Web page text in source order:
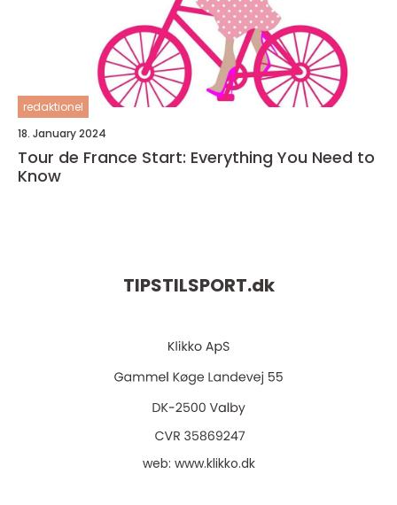
redaktionel
18. January 2024
Tour de France Start: Everything You Need to
Know
TIPSTILSPORT.dk
web: www.klikko.dk